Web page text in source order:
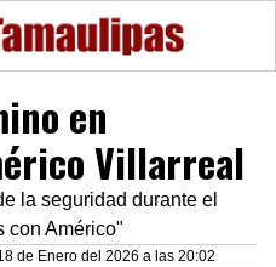
en
Villarreal
la seguridad durante el
con Américo"
de Enero del 2026 a las 20:02